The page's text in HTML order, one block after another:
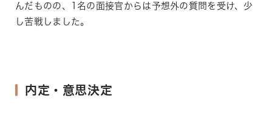
んだものの、1名の面接官からは予想外の質問を受け、少
し苦戦しました。
内定・意思決定